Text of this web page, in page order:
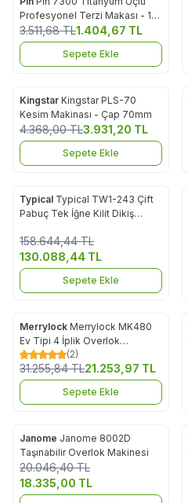
%60
Favorilere Ekle
Profesyonel Terzi Makası - 12
No
3.511,68TL1.404,67 TL
Sepete Ekle
%10
Favorilere Ekle
Kingstar Kingstar PLS-70
Kesim Makinası - Çap 70mm
4.368,00TL3.931,20 TL
Sepete Ekle
%18
Favorilere Ekle
Typical Typical TW1-243 Çift
Pabuç Tek İğne Kilit Dikiş
158.644,44TL
130.088,44 TL
Sepete Ekle
%32
Favorilere Ekle
Merrylock Merrylock MK480
Ev Tipi 4 İplik Overlok
Makinası (2)
31.255,84TL21.253,97 TL
Sepete Ekle
%9
Favorilere Ekle
Janome Janome 8002D
Taşınabilir Overlok Makinesi
20.046,40TL
18.335,00 TL